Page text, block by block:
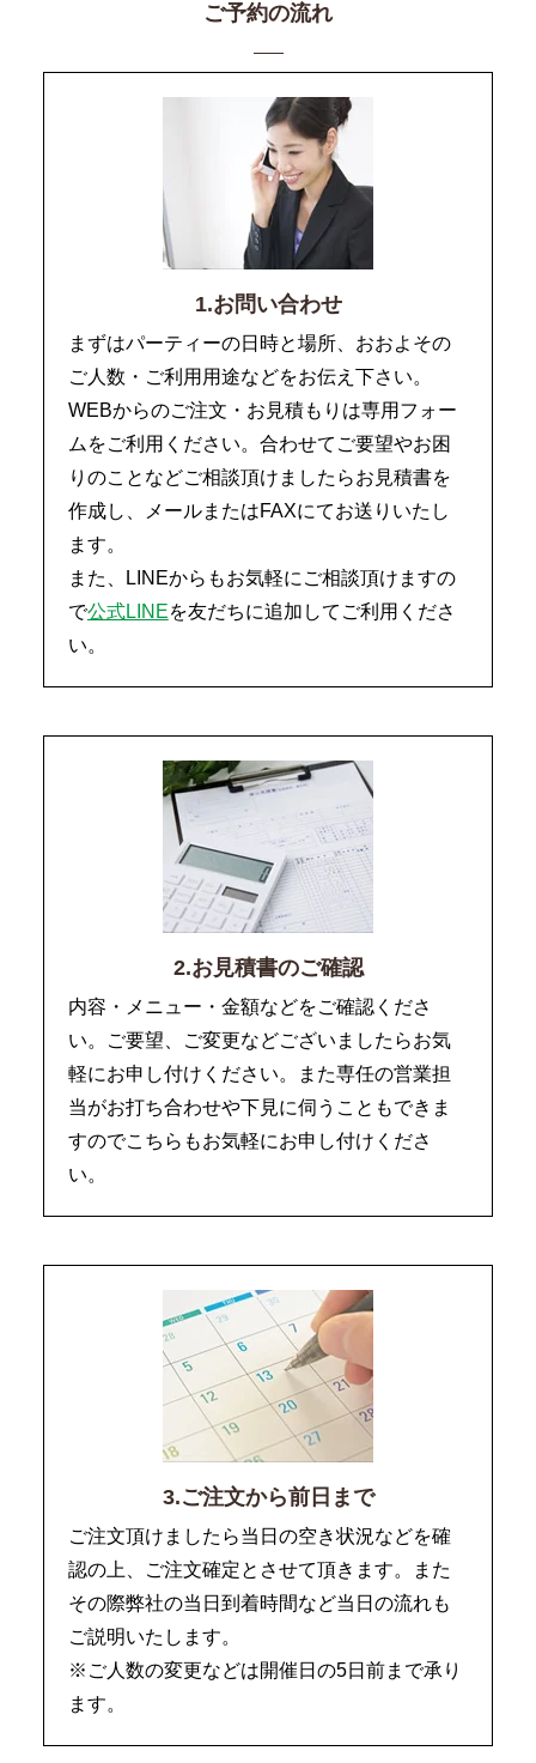
ご予約の流れ
1.お問い合わせ
まずはパーティーの日時と場所、おおよその
ご人数・ご利用用途などをお伝え下さい。
WEBからのご注文・お見積もりは専用フォー
ムをご利用ください。合わせてご要望やお困
りのことなどご相談頂けましたらお見積書を
作成し、メールまたはFAXにてお送りいたし
ます。
また、LINEからもお気軽にご相談頂けますの
で公式LINEを友だちに追加してご利用くださ
い。
2.お見積書のご確認
内容・メニュー・金額などをご確認くださ
い。ご要望、ご変更などございましたらお気
軽にお申し付けください。また専任の営業担
当がお打ち合わせや下見に伺うこともできま
すのでこちらもお気軽にお申し付けくださ
い。
3.ご注文から前日まで
ご注文頂けましたら当日の空き状況などを確
認の上、ご注文確定とさせて頂きます。また
その際弊社の当日到着時間など当日の流れも
ご説明いたします。
※ご人数の変更などは開催日の5日前まで承り
ます。